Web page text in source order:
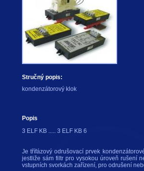
Stručný popis:
kondenzátorový klok
Popis
3 ELF KB ..... 3 ELF KB 6
Je třífázový odrušovací prvek
jestliže sám filtr pro vysokou úroveň rušení
vstupních svorkách zařízení, pro odrušení